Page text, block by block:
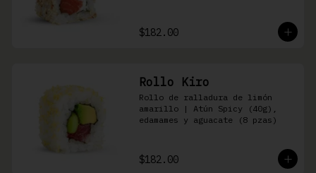
$182.00
Rollo Kiro
Rollo de ralladura de limón
amarillo | Atún Spicy (40g),
edamames y aguacate (8 pzas)
$182.00